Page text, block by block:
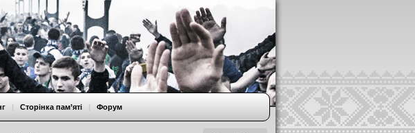
| Сторінка пам’яті | Форум